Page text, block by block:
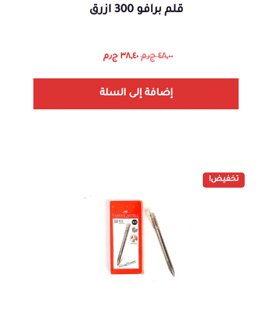
قلم برافو 300 ازرق
٤٨,٠٠ ج٫م ٣٨,٤٠ ج٫م
إضافة إلى السلة
تخفيض!